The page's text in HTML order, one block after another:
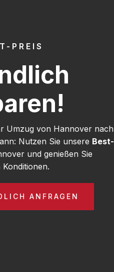
PREIS
Umzug von Hannover nach
Nutzen Sie unsere Best-
und genießen Sie
ANFRAGEN